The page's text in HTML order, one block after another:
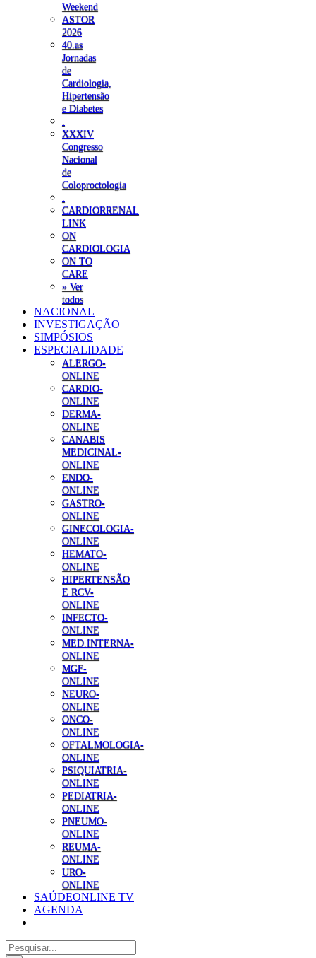
Weekend
ASTOR
2026
40.as
Jornadas
de
Cardiologia,
Hipertensão
e Diabetes
XXXIV
Congresso
Nacional
de
Coloproctologia
CARDIORRENAL
LINK
ON
CARDIOLOGIA
ON TO
CARE
» Ver
todos
NACIONAL
INVESTIGAÇÃO
SIMPÓSIOS
ESPECIALIDADE
ALERGO-
ONLINE
CARDIO-
ONLINE
DERMA-
ONLINE
CANABIS
MEDICINAL-
ONLINE
ENDO-
ONLINE
GASTRO-
ONLINE
GINECOLOGIA-
ONLINE
HEMATO-
ONLINE
HIPERTENSÃO
E RCV-
ONLINE
INFECTO-
ONLINE
MED.INTERNA-
ONLINE
MGF-
ONLINE
NEURO-
ONLINE
ONCO-
ONLINE
OFTALMOLOGIA-
ONLINE
PSIQUIATRIA-
ONLINE
PEDIATRIA-
ONLINE
PNEUMO-
ONLINE
REUMA-
ONLINE
URO-
ONLINE
SAÚDEONLINE TV
AGENDA
Pesquisar